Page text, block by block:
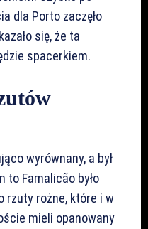
dla Porto zaczęło
się, że ta
spacerkiem.
wyrównany, a był
to Famalicão było
rzuty rożne, które i w
mieli opanowany